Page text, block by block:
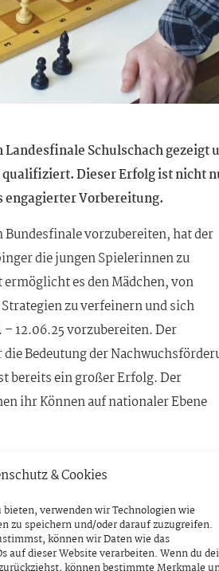
& Cookies
verwenden wir Technologien wie
zu speichern und/oder darauf zuzugreifen.
können wir Daten wie das
auf dieser Website verarbeiten. Wenn du
Schulschach gezeigt
Dieser Erfolg ist nicht
engagierter Vorbereitung.
vorzubereiten, hat der
die jungen Spielerinnen zu
es den Mädchen, von
zu verfeinern und sich
12.06.25 vorzubereiten. Der
Bedeutung der
bereits ein großer Erfolg. Der
ihr Können auf nationaler Ebene
weitere spannende Spiele!“